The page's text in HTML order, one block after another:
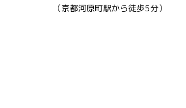
（京都河原町駅から徒歩5分）